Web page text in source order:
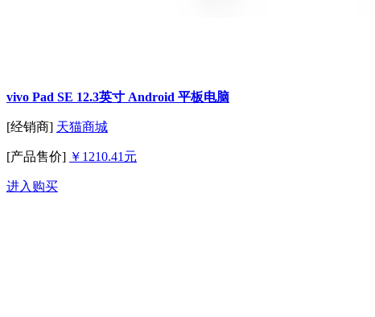
vivo Pad SE 12.3英寸 Android 平板电脑
[经销商] 天猫商城
[产品售价] ￥1210.41元
进入购买